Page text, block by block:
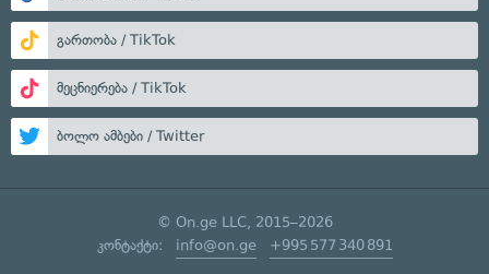
გართობა / TikTok
მეცნიერება / TikTok
ბოლო ამბები / Twitter
© On.ge LLC, 2015–2026
კონტაქტი: info@on.ge +995 577 340 891